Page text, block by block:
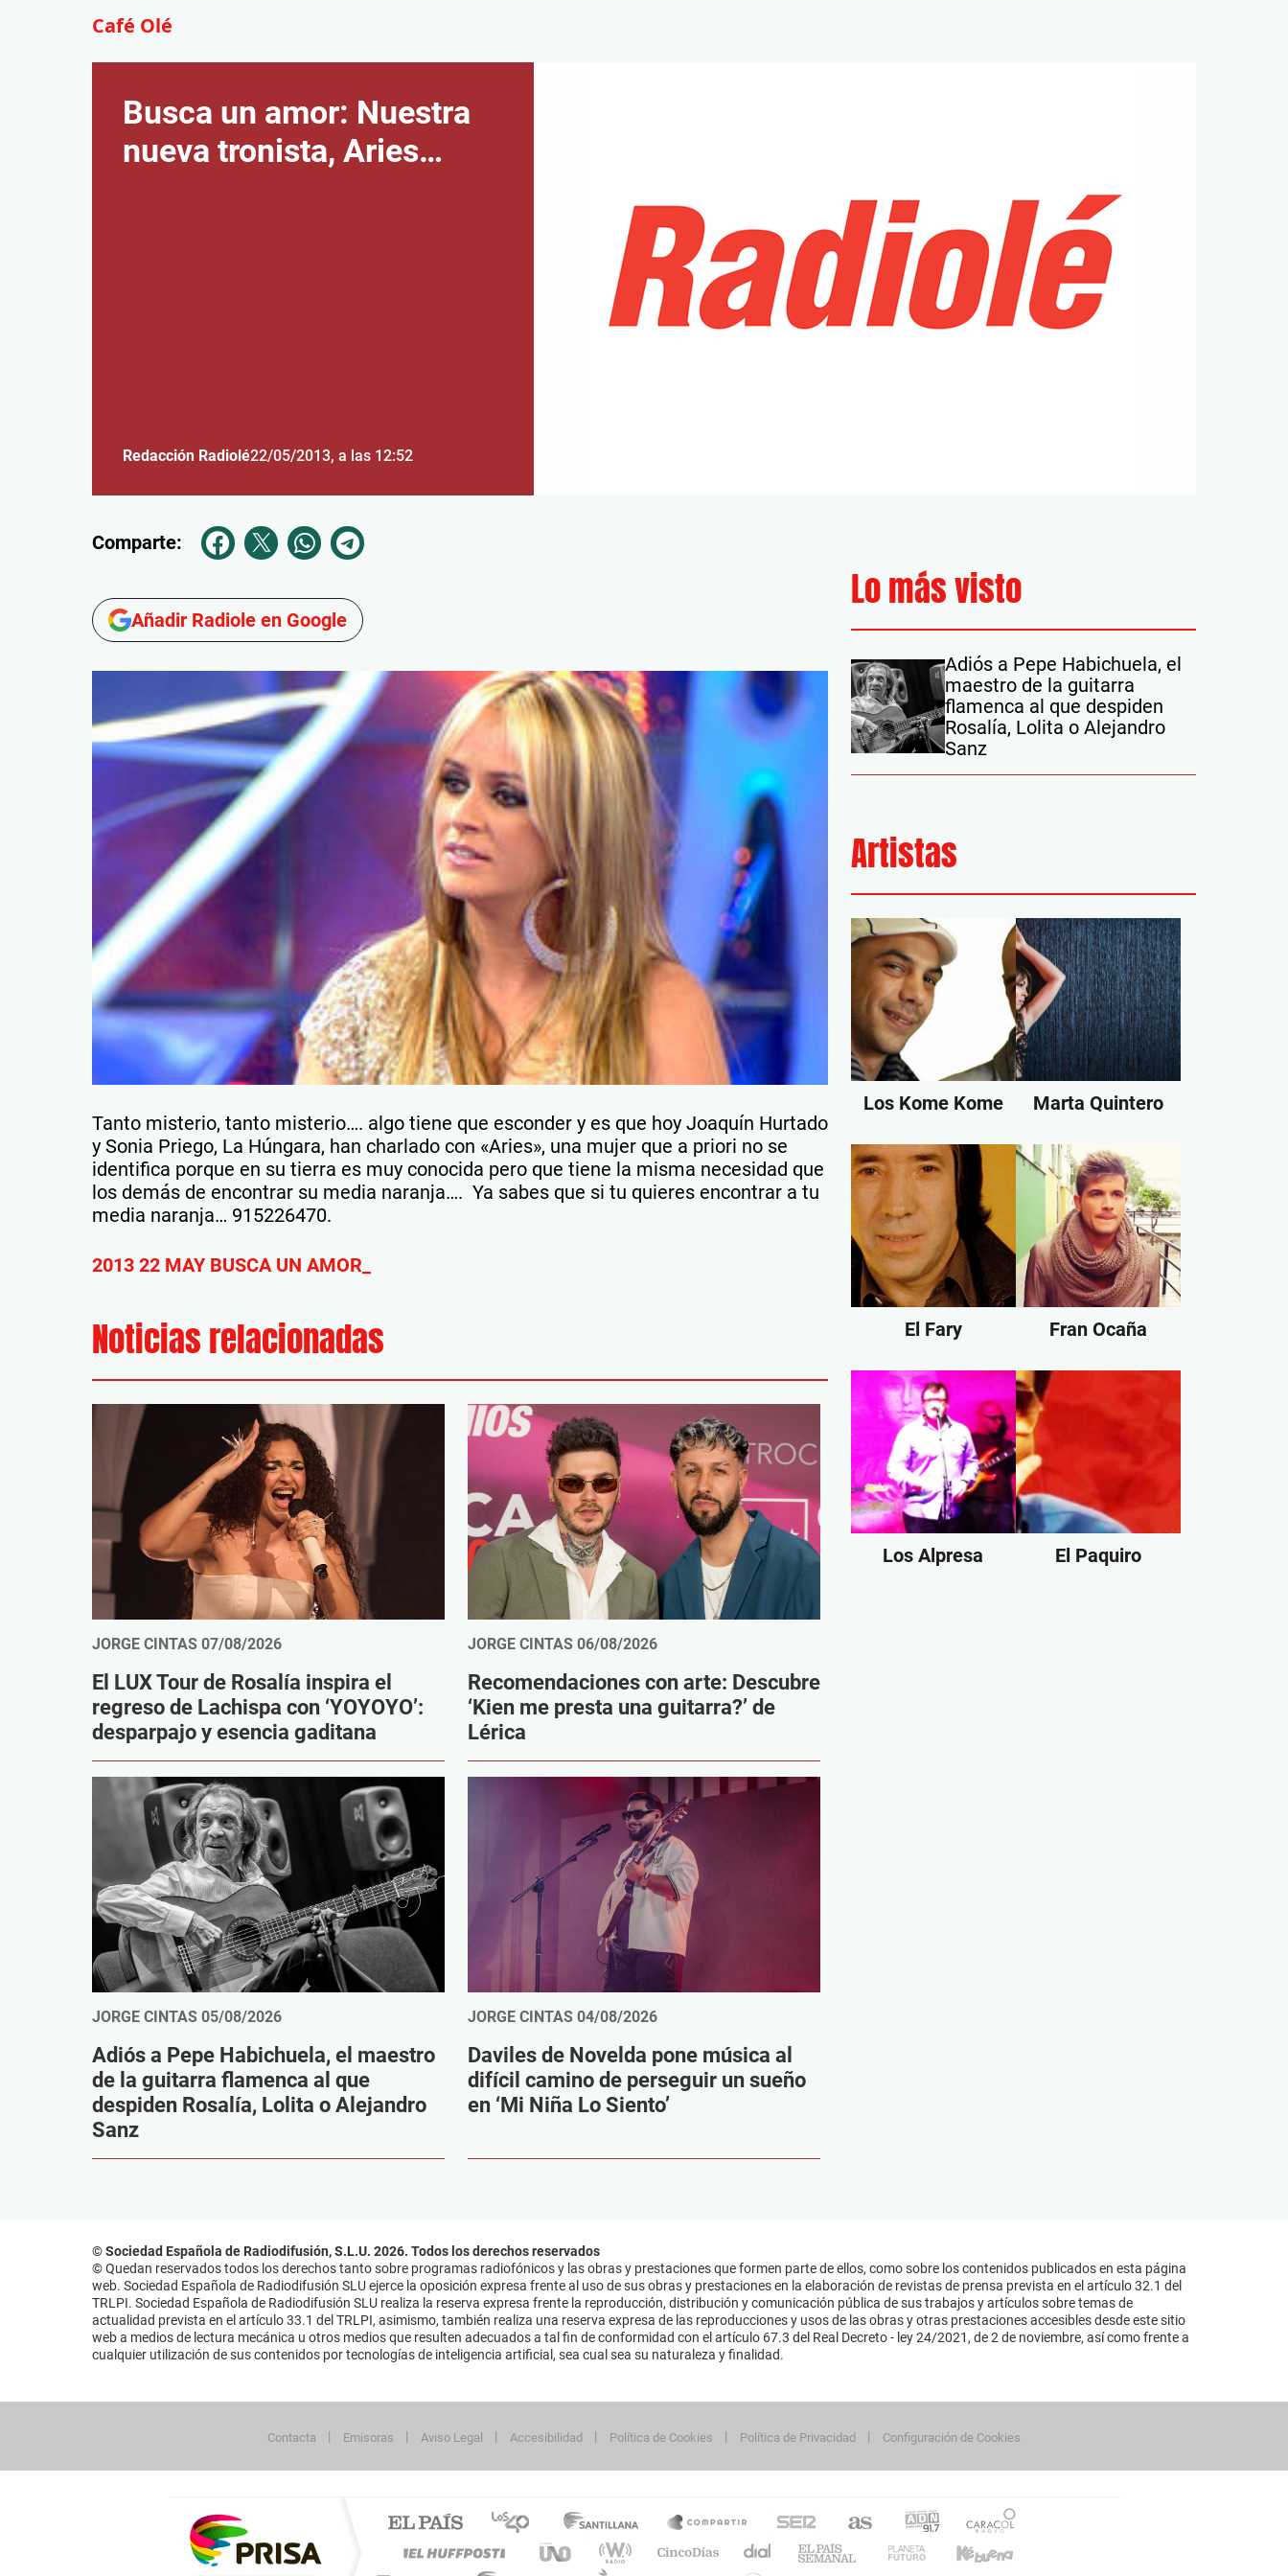
Café Olé
Busca un amor: Nuestra
nueva tronista, Aries…
Redacción Radiolé22/05/2013, a las 12:52
Comparte:
Añadir Radiole en Google
Tanto misterio, tanto misterio…. algo tiene que esconder y es que hoy Joaquín Hurtado
y Sonia Priego, La Húngara, han charlado con «Aries», una mujer que a priori no se
identifica porque en su tierra es muy conocida pero que tiene la misma necesidad que
los demás de encontrar su media naranja…. Ya sabes que si tu quieres encontrar a tu
media naranja… 915226470.
2013 22 MAY BUSCA UN AMOR_
Noticias relacionadas
JORGE CINTAS 07/08/2026
El LUX Tour de Rosalía inspira el
regreso de Lachispa con ‘YOYOYO’:
desparpajo y esencia gaditana
JORGE CINTAS 06/08/2026
Recomendaciones con arte: Descubre
‘Kien me presta una guitarra?’ de
Lérica
JORGE CINTAS 05/08/2026
Adiós a Pepe Habichuela, el maestro
de la guitarra flamenca al que
despiden Rosalía, Lolita o Alejandro
Sanz
JORGE CINTAS 04/08/2026
Daviles de Novelda pone música al
difícil camino de perseguir un sueño
en ‘Mi Niña Lo Siento’
Lo más visto
Adiós a Pepe Habichuela, el
maestro de la guitarra
flamenca al que despiden
Rosalía, Lolita o Alejandro
Sanz
Artistas
Los Kome Kome Marta Quintero
El Fary Fran Ocaña
Los Alpresa El Paquiro
© Sociedad Española de Radiodifusión, S.L.U. 2026. Todos los derechos reservados
© Quedan reservados todos los derechos tanto sobre programas radiofónicos y las obras y prestaciones que formen parte de ellos, como sobre los contenidos publicados en esta página
web. Sociedad Española de Radiodifusión SLU ejerce la oposición expresa frente al uso de sus obras y prestaciones en la elaboración de revistas de prensa prevista en el artículo 32.1 del
TRLPI. Sociedad Española de Radiodifusión SLU realiza la reserva expresa frente la reproducción, distribución y comunicación pública de sus trabajos y artículos sobre temas de
actualidad prevista en el artículo 33.1 del TRLPI, asimismo, también realiza una reserva expresa de las reproducciones y usos de las obras y otras prestaciones accesibles desde este sitio
web a medios de lectura mecánica u otros medios que resulten adecuados a tal fin de conformidad con el artículo 67.3 del Real Decreto - ley 24/2021, de 2 de noviembre, así como frente a
cualquier utilización de sus contenidos por tecnologías de inteligencia artificial, sea cual sea su naturaleza y finalidad.
Contacta Emisoras Aviso Legal Accesibilidad Política de Cookies Política de Privacidad Configuración de Cookies